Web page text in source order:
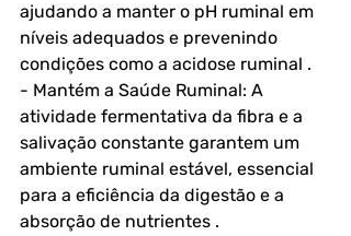
ajudando a manter o pH ruminal em
níveis adequados e prevenindo
condições como a acidose ruminal .
- Mantém a Saúde Ruminal: A
atividade fermentativa da fibra e a
salivação constante garantem um
ambiente ruminal estável, essencial
para a eficiência da digestão e a
absorção de nutrientes .